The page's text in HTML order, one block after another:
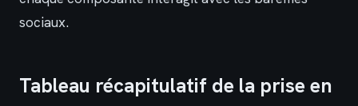
sociaux.
Tableau récapitulatif de la prise en